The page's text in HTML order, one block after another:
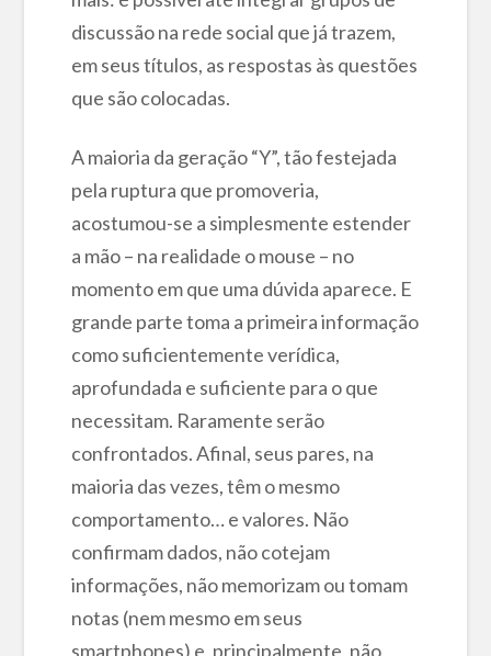
discussão na rede social que já trazem,
em seus títulos, as respostas às questões
que são colocadas.
A maioria da geração “Y”, tão festejada
pela ruptura que promoveria,
acostumou-se a simplesmente estender
a mão – na realidade o mouse – no
momento em que uma dúvida aparece. E
grande parte toma a primeira informação
como suficientemente verídica,
aprofundada e suficiente para o que
necessitam. Raramente serão
confrontados. Afinal, seus pares, na
maioria das vezes, têm o mesmo
comportamento… e valores. Não
confirmam dados, não cotejam
informações, não memorizam ou tomam
notas (nem mesmo em seus
smartphones) e, principalmente, não